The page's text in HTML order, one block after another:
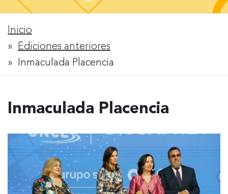
Rastro
de
migas
Inicio
Ediciones anteriores
Inmaculada Placencia
Inmaculada Placencia